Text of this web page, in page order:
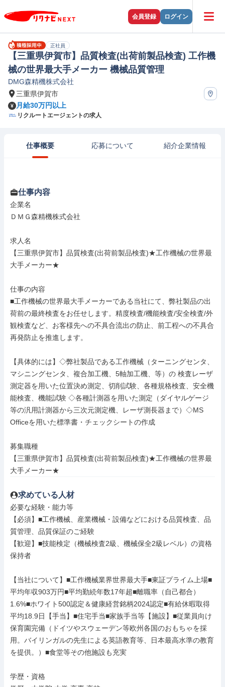
会員登録 ログイン
正社員
【三重県伊賀市】品質検査(出荷前製品検査) 工作機
械の世界最大手メーカー 機械品質管理
DMG森精機株式会社
三重県伊賀市
月給30万円以上
リクルートエージェントの求人
仕事概要 応募について 紹介企業情報
仕事内容
企業名
ＤＭＧ森精機株式会社
求人名
【三重県伊賀市】品質検査(出荷前製品検査)★工作機械の世界最
大手メーカー★
仕事の内容
■工作機械の世界最大手メーカーである当社にて、弊社製品の出
荷前の最終検査をお任せします。精度検査/機能検査/安全検査/外
観検査など、お客様先への不具合流出の防止、前工程への不具合
再発防止を推進します。
【具体的には】◇弊社製品である工作機械（ターニングセンタ、
マシニングセンタ、複合加工機、5軸加工機、等）の 検査レーザ
測定器を用いた位置決め測定、切削試験、各種規格検査、安全機
能検査、機能試験 ◇各種計測器を用いた測定（ダイヤルゲージ
等の汎用計測器から三次元測定機、レーザ測長器まで）◇MS
Officeを用いた標準書・チェックシートの作成
募集職種
【三重県伊賀市】品質検査(出荷前製品検査)★工作機械の世界最
大手メーカー★
求めている人材
必要な経験・能力等
【必須】■工作機械、産業機械・設備などにおける品質検査、品
質管理、品質保証のご経験
【歓迎】■技能検定（機械検査2級、機械保全2級レベル）の資格
保持者
【当社について】■工作機械業界世界最大手■東証プライム上場■
平均年収903万円■平均勤続年数17年超■離職率（自己都合）
1.6%■ホワイト500認定＆健康経営銘柄2024認定■有給休暇取得
平均18.9日【手当】■住宅手当■家族手当等【施設】■従業員向け
保育園完備（ドイツやスウェーデン等欧州各国のおもちゃを採
用。バイリンガルの先生による英語教育等、日本最高水準の教育
を提供。）■食堂等その他施設も充実
学歴・資格